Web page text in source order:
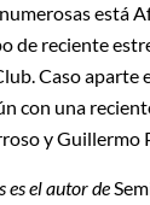
está
de reciente
Caso aparte
con una
y Guillermo
es el autor de